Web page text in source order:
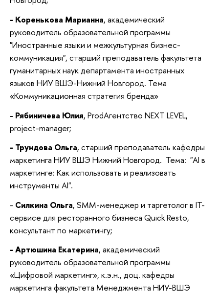
- Коренькова Марианна, академический
руководитель образовательной программы
"Иностранные языки и межкультурная бизнес-
коммуникация", старший преподаватель факультета
гуманитарных наук департамента иностранных
языков НИУ ВШЭ-Нижний Новгород. Тема
«Коммуникационная стратегия бренда»
- Рябиничева Юлия, ProdАгентство NEXT LEVEL,
project-manager;
- Трундова Ольга, старший преподаватель кафедры
маркетинга НИУ ВШЭ Нижний Новгород. Тема: "AI в
маркетинге: Как использовать и реализовать
инструменты AI".
- Силкина Ольга, SMM-менеджер и таргетолог в IT-
сервисе для ресторанного бизнеса Quick Resto,
консультант по маркетингу;
- Артюшина Екатерина, академический
руководитель образовательной программы
«Цифровой маркетинг», к.э.н., доц. кафедры
маркетинга факультета Менеджмента НИУ-ВШЭ